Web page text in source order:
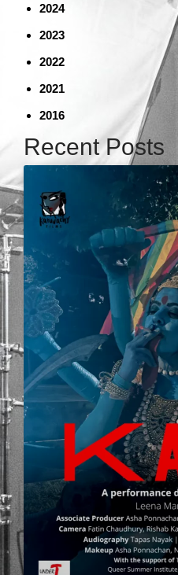
2024
2023
2022
2021
2016
Recent Posts